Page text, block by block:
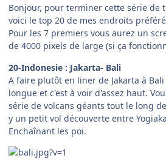
Bonjour, pour terminer cette série de
voici le top 20 de mes endroits
Pour les 7 premiers vous aurez un
de 4000 pixels de large (si ça
20-Indonesie : Jakarta- Bali
A faire plutôt en liner de Jakarta à
longue et c'est à voir d'assez haut.
série de volcans géants tout le long de
y un petit vol découverte entre
Enchaînant les poi.